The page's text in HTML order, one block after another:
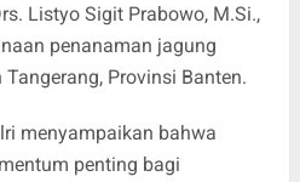
Listyo Sigit Prabowo, M.Si.,
penanaman jagung
Provinsi Banten.
menyampaikan bahwa
penting bagi